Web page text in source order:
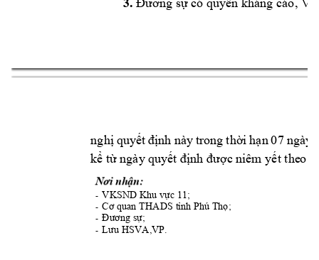
nghị quyết định này trong thời hạn 07 ngày
kể từ ngày quyết định được niêm yết theo
Nơi nhận:
- VKSND Khu vực 11;
- Cơ quan THADS tỉnh Phú Thọ;
- Đương sự;
- Lưu HSVA,VP.